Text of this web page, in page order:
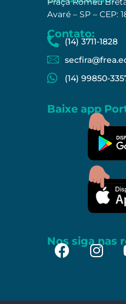
Avaré – SP – CEP:
Contato:
(14) 3711-1828
(14) 99850-
Baixe app
Nos siga nas